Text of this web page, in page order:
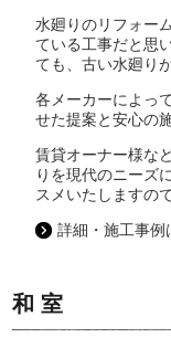
水廻りのリフォー
ている工事だと思
ても、古い水廻り
各メーカーによっ
せた提案と安心の
賃貸オーナー様な
りを現代のニーズ
スメいたしますの
詳細・施工事例
和 室